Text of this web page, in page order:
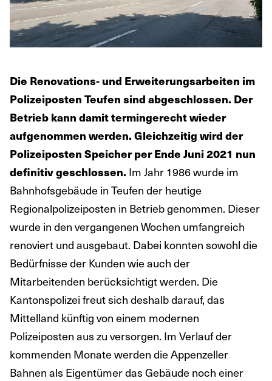
Die Renovations- und Erweiterungsarbeiten im
Polizeiposten Teufen sind abgeschlossen. Der
Betrieb kann damit termingerecht wieder
aufgenommen werden. Gleichzeitig wird der
Polizeiposten Speicher per Ende Juni 2021 nun
definitiv geschlossen. Im Jahr 1986 wurde im
Bahnhofsgebäude in Teufen der heutige
Regionalpolizeiposten in Betrieb genommen. Dieser
wurde in den vergangenen Wochen umfangreich
renoviert und ausgebaut. Dabei konnten sowohl die
Bedürfnisse der Kunden wie auch der
Mitarbeitenden berücksichtigt werden. Die
Kantonspolizei freut sich deshalb darauf, das
Mittelland künftig von einem modernen
Polizeiposten aus zu versorgen. Im Verlauf der
kommenden Monate werden die Appenzeller
Bahnen als Eigentümer das Gebäude noch einer